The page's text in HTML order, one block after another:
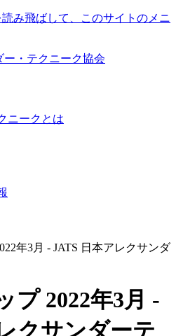
み飛ばして、このサイトのメニ
ニークとは
年3月 - JATS 日本アレクサンダ